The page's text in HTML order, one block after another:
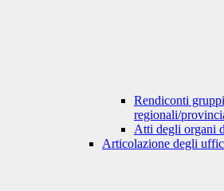
Rendiconti
regionali/
Atti degli organi
Articolazione degli